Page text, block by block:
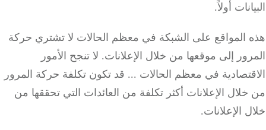
أولاً.
المواقع على الشبكة في معظم الحالات لا تشتري حركة
إلى موقعها من خلال الإعلانات. لا تنجح الأمور
في معظم الحالات ... قد تكون تكلفة حركة المرور
الإعلانات أكثر تكلفة من العائدات التي تحققها من
الإعلانات.